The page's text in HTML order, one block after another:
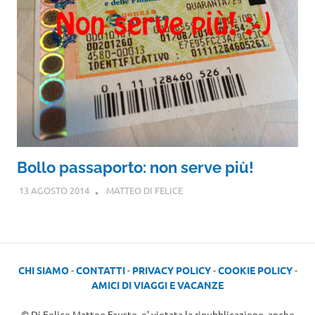
Bollo passaporto: non serve più!
13 AGOSTO 2014 MATTEO DI FELICE
CHI SIAMO-CONTATTI- PRIVACY POLICY-COOKIE POLICY-
AMICI DI VIAGGI E VACANZE